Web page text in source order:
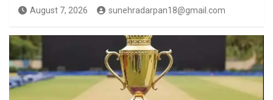
August 7, 2026 sunehradarpan18@gmail.com